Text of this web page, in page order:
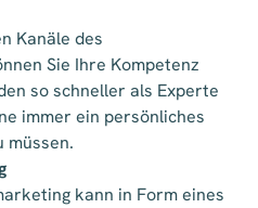
Kanäle des
Sie Ihre Kompetenz
so schneller als Experte
immer ein persönliches
müssen.
kann in Form eines